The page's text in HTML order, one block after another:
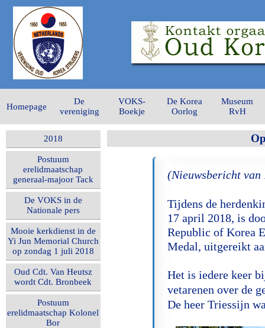
Homepage
De
vereniging
VOKS-
Boekje
De Korea
Oorlog
Museum
RvH
2018
Postuum
erelidmaatschap
generaal-majoor Tack
De VOKS in de
Nationale pers
Mooie kerkdienst in de
Yi Jun Memorial Church
op zondag 1 juli 2018
Oud Cdt. Van Heutsz
wordt Cdt. Bronbeek
Postuum
erelidmaatschap Kolonel
Bor
(Nieuwsbericht
Tijdens de
17 april 2018, is
Republic of Korea
Medal, uitgereikt
Het is iedere keer
vetarenen over de
De heer Triessijn